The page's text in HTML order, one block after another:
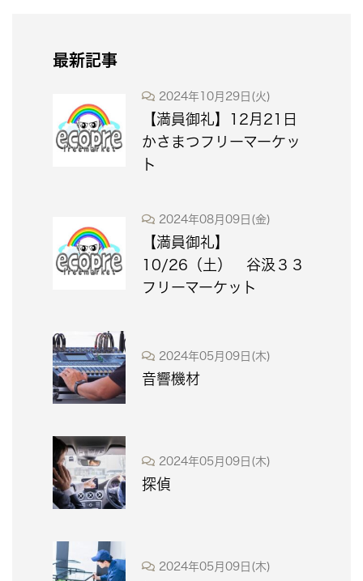
最新記事
2024年10月29日(火)
【満員御礼】12月21日
かさまつフリーマーケッ
ト
2024年08月09日(金)
【満員御礼】
10/26（土） 谷汲３３
フリーマーケット
2024年05月09日(木)
音響機材
2024年05月09日(木)
探偵
2024年05月09日(木)